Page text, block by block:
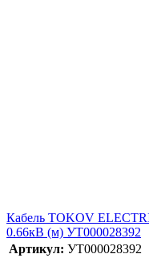
Кабель TOKOV
0.66кВ (м) УТ000028392
Артикул: УТ000028392